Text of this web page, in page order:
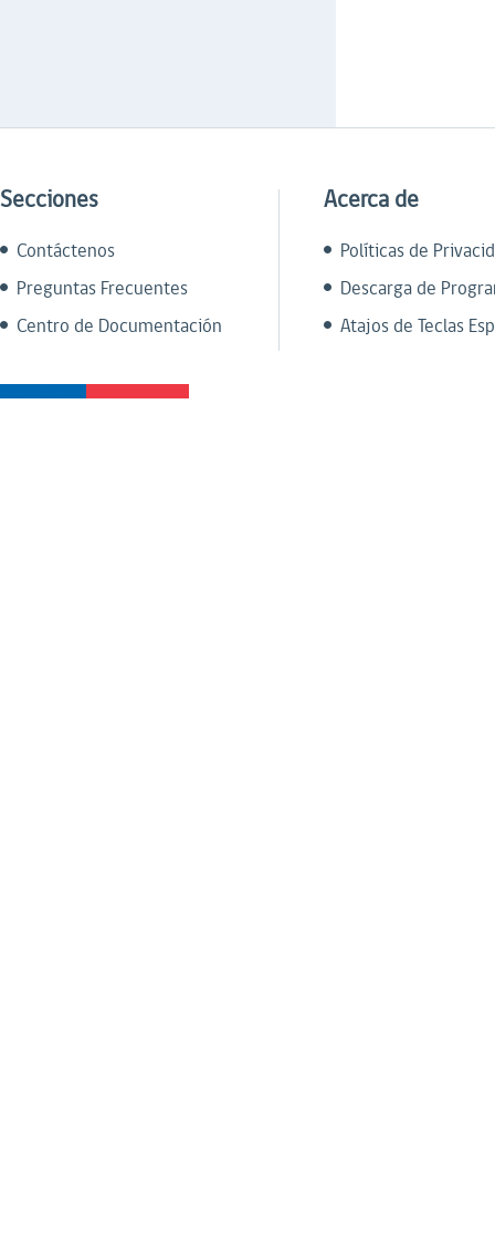
Secciones
Contáctenos
Preguntas Frecuentes
Centro de Documentación
Acerca de
Políticas de
Descarga de
Atajos de Teclas